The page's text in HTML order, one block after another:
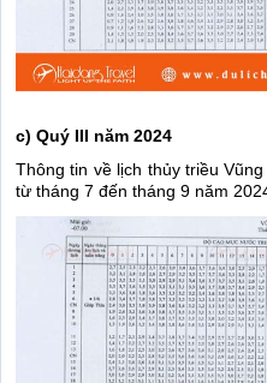
c) Quý III năm 2024
Thông tin về lịch thủy triều
từ tháng 7 đến tháng 9 năm